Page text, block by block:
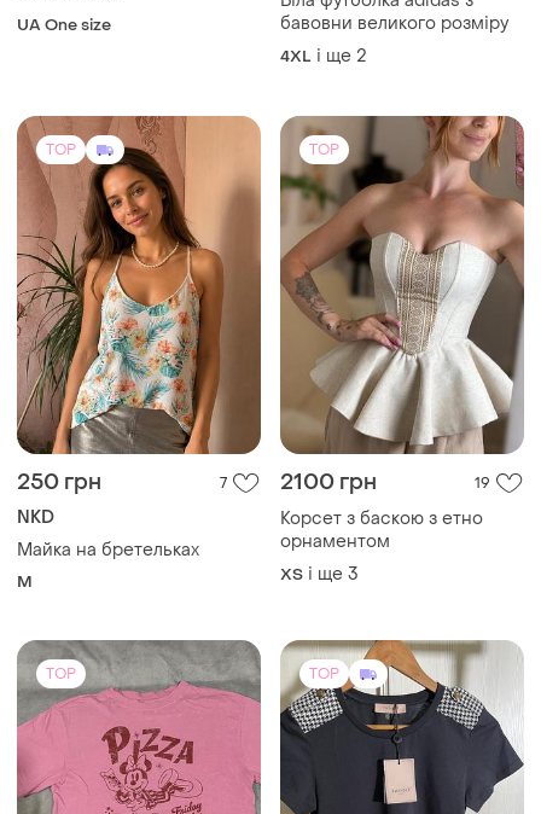
UA One size
бавовни великого розміру
4XL і ще 2
TOP
250 грн 7
NKD
Майка на бретельках
M
TOP
2100 грн 19
Корсет з баскою з етно
орнаментом
ХS і ще 3
TOP TOP